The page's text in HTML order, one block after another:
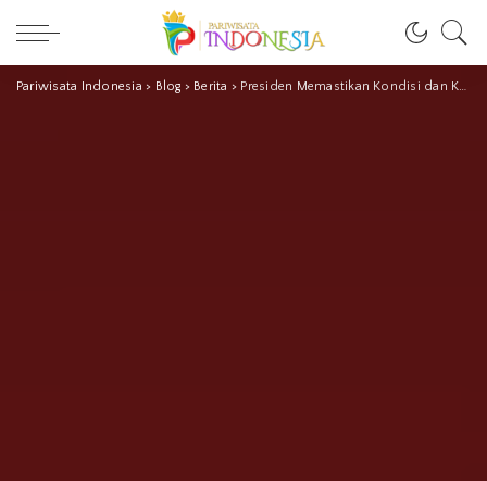
Pariwisata Indonesia > Blog > Berita > Presiden Memastikan Kondisi dan Kesiapan di Lapangan